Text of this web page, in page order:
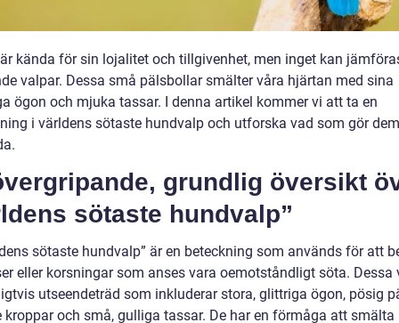
kända för sin lojalitet och tillgivenhet, men inget kan
valpar. Dessa små pälsbollar smälter våra hjärtan med sina
ögon och mjuka tassar. I denna artikel kommer vi att ta en
i världens sötaste hundvalp och utforska vad som gör
grundlig översikt
sötaste hundvalp”
sötaste hundvalp” är en beteckning som används för att
eller korsningar som anses vara oemotståndligt söta. Dessa
utseendeträd som inkluderar stora, glittriga ögon, pösig
kroppar och små, gulliga tassar. De har en förmåga att smälta